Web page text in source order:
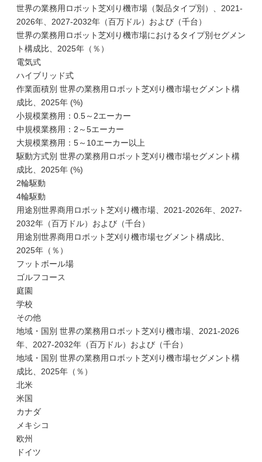
世界の業務用ロボット芝刈り機市場（製品タイプ別）、2021-
2026年、2027-2032年（百万ドル）および（千台）
世界の業務用ロボット芝刈り機市場におけるタイプ別セグメン
ト構成比、2025年（％）
電気式
ハイブリッド式
作業面積別 世界の業務用ロボット芝刈り機市場セグメント構
成比、2025年 (%)
小規模業務用：0.5～2エーカー
中規模業務用：2～5エーカー
大規模業務用：5～10エーカー以上
駆動方式別 世界の業務用ロボット芝刈り機市場セグメント構
成比、2025年 (%)
2輪駆動
4輪駆動
用途別世界商用ロボット芝刈り機市場、2021-2026年、2027-
2032年（百万ドル）および（千台）
用途別世界商用ロボット芝刈り機市場セグメント構成比、
2025年（％）
フットボール場
ゴルフコース
庭園
学校
その他
地域・国別 世界の業務用ロボット芝刈り機市場、2021-2026
年、2027-2032年（百万ドル）および（千台）
地域・国別 世界の業務用ロボット芝刈り機市場セグメント構
成比、2025年（％）
北米
米国
カナダ
メキシコ
欧州
ドイツ